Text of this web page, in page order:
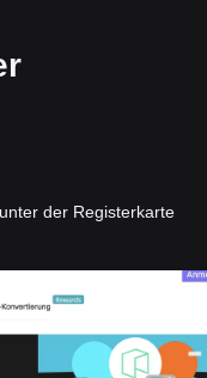
unter der Registerkarte